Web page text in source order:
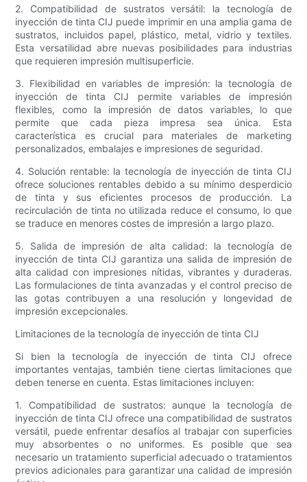
2. Compatibilidad de sustratos versátil: la tecnología de
inyección de tinta CIJ puede imprimir en una amplia gama de
sustratos, incluidos papel, plástico, metal, vidrio y textiles.
Esta versatilidad abre nuevas posibilidades para industrias
que requieren impresión multisuperficie.
3. Flexibilidad en variables de impresión: la tecnología de
inyección de tinta CIJ permite variables de impresión
flexibles, como la impresión de datos variables, lo que
permite que cada pieza impresa sea única. Esta
característica es crucial para materiales de marketing
personalizados, embalajes e impresiones de seguridad.
4. Solución rentable: la tecnología de inyección de tinta CIJ
ofrece soluciones rentables debido a su mínimo desperdicio
de tinta y sus eficientes procesos de producción. La
recirculación de tinta no utilizada reduce el consumo, lo que
se traduce en menores costes de impresión a largo plazo.
5. Salida de impresión de alta calidad: la tecnología de
inyección de tinta CIJ garantiza una salida de impresión de
alta calidad con impresiones nítidas, vibrantes y duraderas.
Las formulaciones de tinta avanzadas y el control preciso de
las gotas contribuyen a una resolución y longevidad de
impresión excepcionales.
Limitaciones de la tecnología de inyección de tinta CIJ
Si bien la tecnología de inyección de tinta CIJ ofrece
importantes ventajas, también tiene ciertas limitaciones que
deben tenerse en cuenta. Estas limitaciones incluyen:
1. Compatibilidad de sustratos: aunque la tecnología de
inyección de tinta CIJ ofrece una compatibilidad de sustratos
versátil, puede enfrentar desafíos al trabajar con superficies
muy absorbentes o no uniformes. Es posible que sea
necesario un tratamiento superficial adecuado o tratamientos
previos adicionales para garantizar una calidad de impresión